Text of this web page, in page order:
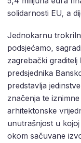
solidarnosti EU, a
Jednokarnu
podsjećamo,
zagrebački graditelj
predsjednika
predstavlja
značenja te
arhitektonske
unutrašnjost u
okom sačuvane